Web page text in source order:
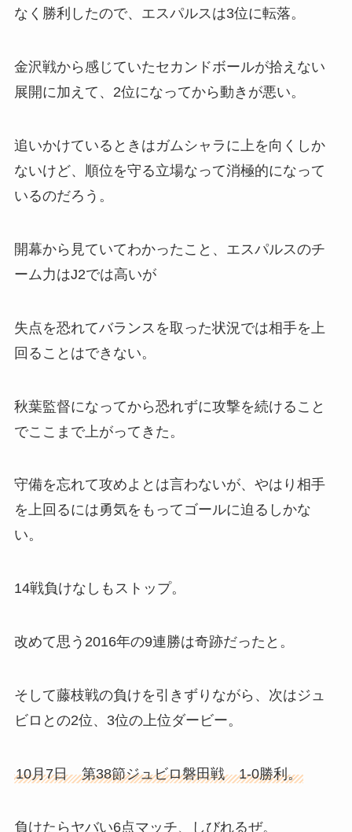
なく勝利したので、エスパルスは3位に転落。
金沢戦から感じていたセカンドボールが拾えない
展開に加えて、2位になってから動きが悪い。
追いかけているときはガムシャラに上を向くしか
ないけど、順位を守る立場なって消極的になって
いるのだろう。
開幕から見ていてわかったこと、エスパルスのチ
ーム力はJ2では高いが
失点を恐れてバランスを取った状況では相手を上
回ることはできない。
秋葉監督になってから恐れずに攻撃を続けること
でここまで上がってきた。
守備を忘れて攻めよとは言わないが、やはり相手
を上回るには勇気をもってゴールに迫るしかな
い。
14戦負けなしもストップ。
改めて思う2016年の9連勝は奇跡だったと。
そして藤枝戦の負けを引きずりながら、次はジュ
ビロとの2位、3位の上位ダービー。
10月7日 第38節ジュビロ磐田戦 1-0勝利。
負けたらヤバい6点マッチ、しびれるぜ。